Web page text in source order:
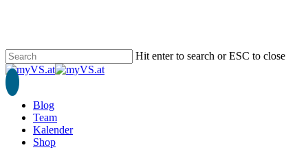
content
Hit enter to search or ESC to close
Close
Search
search
Blog
Team
Kalender
Shop